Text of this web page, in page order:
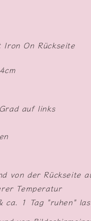
Iron On Rückseite
cm
auf links
von der Rückseite
Temperatur
ca. 1 Tag "ruhen"